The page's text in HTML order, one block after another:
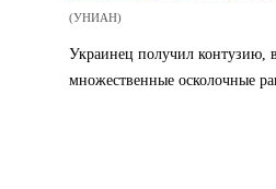
(УНИАН)
Украинец получил контузию,
множественные осколочные